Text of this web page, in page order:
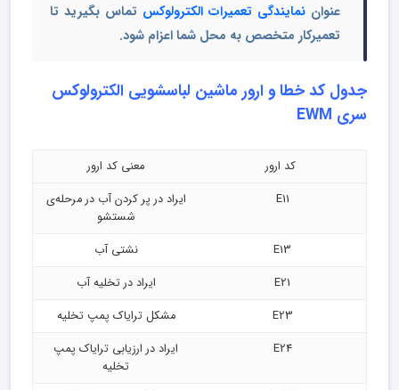
عنوان نمایندگی تعمیرات الکترولوکس تماس بگیرید تا
تعمیرکار متخصص به محل شما اعزام شود.
جدول کد خطا و ارور ماشین لباسشویی الکترولوکس
سری EWM
کد ارور
معنی کد ارور
E11
ایراد در پر کردن آب در مرحله‌ی
شستشو
E13
نشتی آب
E21
ایراد در تخلیه آب
E23
مشکل ترایاک پمپ تخلیه
E24
ایراد در ارزیابی ترایاک پمپ
تخلیه